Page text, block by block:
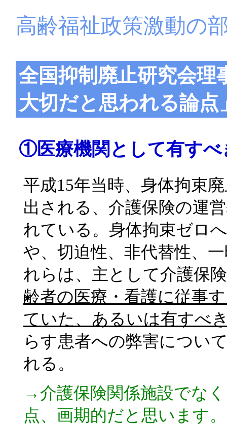
高齢福祉政策激動の
全国抑制廃止研究会
大切だと思われる論点
①医療機関として有すべ
平成15年当時、身体拘束
出される、介護保険の運
れている。身体拘束ゼロ
や、切迫性、非代替性、
れらは、主として介護保
齢者の医療・看護に従事
ていた、あるいは有すべ
らす患者への弊害につい
れる。
→介護保険関係施設でな
点、画期的だと思います。